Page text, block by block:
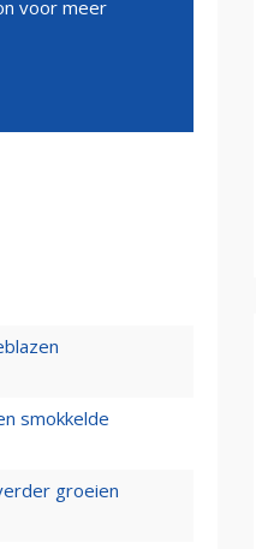
voor meer
smokkelde
groeien